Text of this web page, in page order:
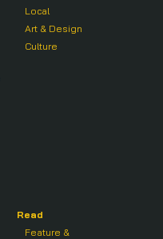
Local
Art & Design
Culture
Read
Feature &